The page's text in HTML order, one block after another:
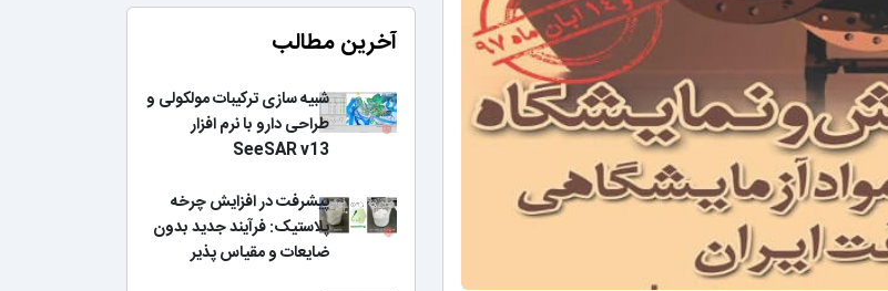
آخرین مطالب
شبیه سازی ترکیبات مولکولی و
طراحی دارو با نرم افزار
SeeSAR v13
پیشرفت در افزایش چرخه
پلاستیک: فرآیند جدید بدون
ضایعات و مقیاس پذیر